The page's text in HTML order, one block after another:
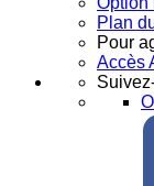
Plan
Pour
Accès